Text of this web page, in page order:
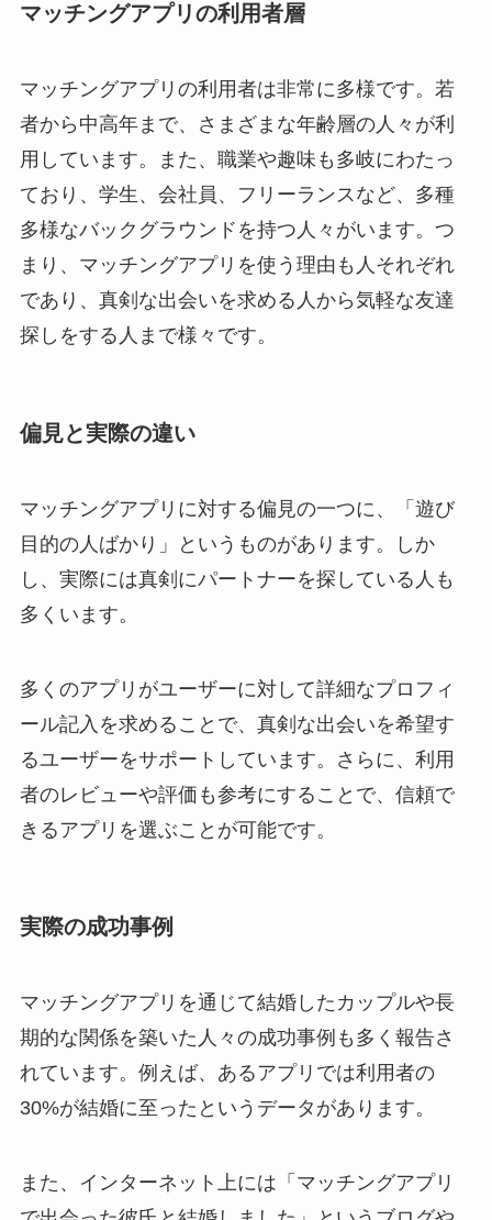
マッチングアプリの利用者層
マッチングアプリの利用者は非常に多様です。若
者から中高年まで、さまざまな年齢層の人々が利
用しています。また、職業や趣味も多岐にわたっ
ており、学生、会社員、フリーランスなど、多種
多様なバックグラウンドを持つ人々がいます。つ
まり、マッチングアプリを使う理由も人それぞれ
であり、真剣な出会いを求める人から気軽な友達
探しをする人まで様々です。
偏見と実際の違い
マッチングアプリに対する偏見の一つに、「遊び
目的の人ばかり」というものがあります。しか
し、実際には真剣にパートナーを探している人も
多くいます。
多くのアプリがユーザーに対して詳細なプロフィ
ール記入を求めることで、真剣な出会いを希望す
るユーザーをサポートしています。さらに、利用
者のレビューや評価も参考にすることで、信頼で
きるアプリを選ぶことが可能です。
実際の成功事例
マッチングアプリを通じて結婚したカップルや長
期的な関係を築いた人々の成功事例も多く報告さ
れています。例えば、あるアプリでは利用者の
30%が結婚に至ったというデータがあります。
また、インターネット上には「マッチングアプリ